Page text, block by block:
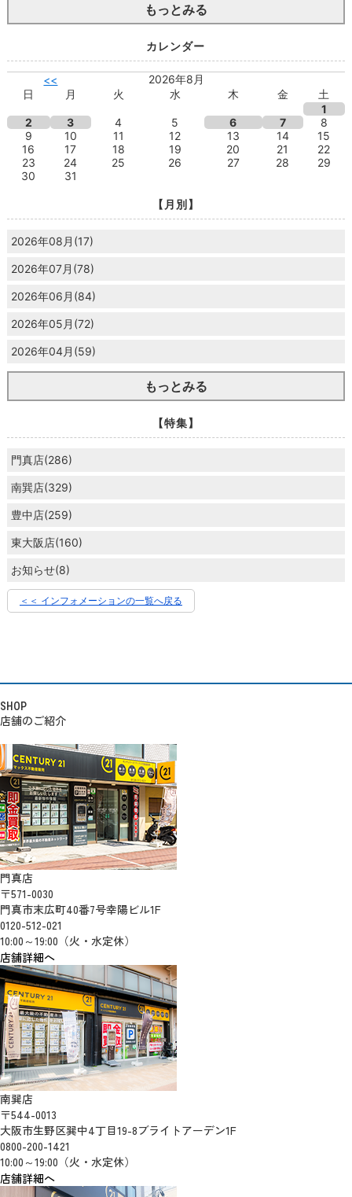
もっとみる
カレンダー
<<
2026年8月
日
月 火 水 木 金
土
1
2
3 4 5 6 7
8
9
10 11 12 13 14
15
16
17 18 19 20 21
22
23
24 25 26 27 28
29
30
31
【月別】
2026年08月(17)
2026年07月(78)
2026年06月(84)
2026年05月(72)
2026年04月(59)
もっとみる
【特集】
門真店(286)
南巽店(329)
豊中店(259)
東大阪店(160)
お知らせ(8)
＜＜ インフォメーションの一覧へ戻る
SHOP
店舗のご紹介
門真店
〒571-0030
門真市末広町40番7号幸陽ビル1F
0120-512-021
10:00～19:00（火・水定休）
店舗詳細へ
南巽店
〒544-0013
大阪市生野区巽中4丁目19-8ブライトアーデン1F
0800-200-1421
10:00～19:00（火・水定休）
店舗詳細へ